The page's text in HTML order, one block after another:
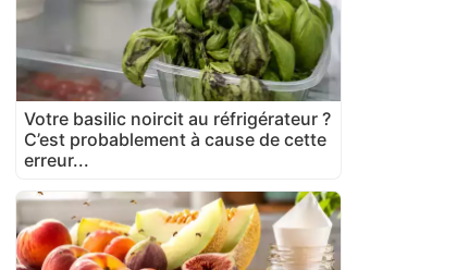
Votre basilic noircit au réfrigérateur ?
C’est probablement à cause de cette
erreur...